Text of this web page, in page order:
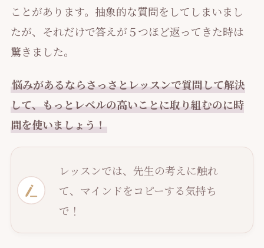
ことがあります。抽象的な質問をしてしまいまし
たが、それだけで答えが５つほど返ってきた時は
驚きました。
悩みがあるならさっさとレッスンで質問して解決
して、もっとレベルの高いことに取り組むのに時
間を使いましょう！
レッスンでは、先生の考えに触れ
て、マインドをコピーする気持ち
で！